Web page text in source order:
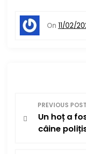
On 11/02/
a
PREVIOUS POST
Un hoț a
câine